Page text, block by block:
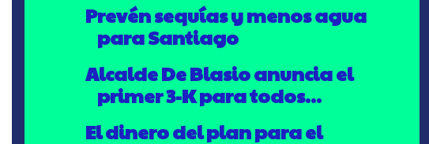
Prevén sequías y menos agua
para Santiago
Alcalde De Blasio anuncia el
primer 3-K para todos...
El dinero del plan para el